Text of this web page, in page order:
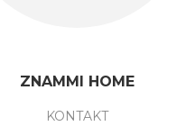
ZNAMMI HOME
KONTAKT